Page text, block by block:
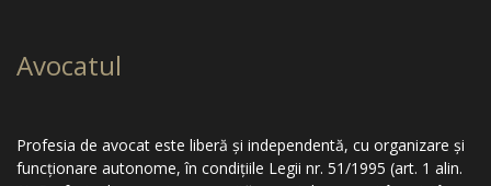
Avocatul
Profesia de avocat este liberă şi independentă, cu organizare şi
funcţionare autonome, în condiţiile Legii nr. 51/1995 (art. 1 alin.